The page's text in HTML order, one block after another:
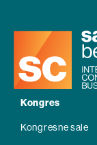
Kongres
Kongresne sale